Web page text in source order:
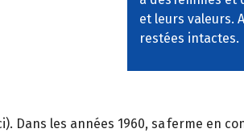
et leurs valeurs.
restées intactes.
les années 1960, sa ferme en